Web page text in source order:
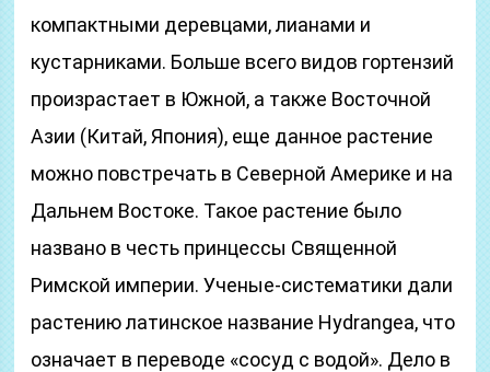
компактными деревцами, лианами и
кустарниками. Больше всего видов гортензий
произрастает в Южной, а также Восточной
Азии (Китай, Япония), еще данное растение
можно повстречать в Северной Америке и на
Дальнем Востоке. Такое растение было
названо в честь принцессы Священной
Римской империи. Ученые-систематики дали
растению латинское название Hydrangea, что
означает в переводе «сосуд с водой». Дело в